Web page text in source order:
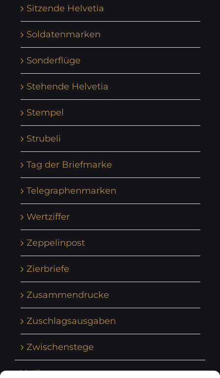
Sitzende Helvetia
Soldatenmarken
Sonderflüge
Stehende Helvetia
Stempel
Strubeli
Tag der Briefmarke
Telegraphenmarken
Wertziffer
Zeppelinpost
Zierbriefe
Zusammendrucke
Zuschlagsausgaben
Zwischenstege
Vatikan